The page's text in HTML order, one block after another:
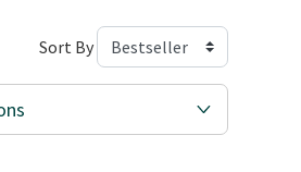
Sort By